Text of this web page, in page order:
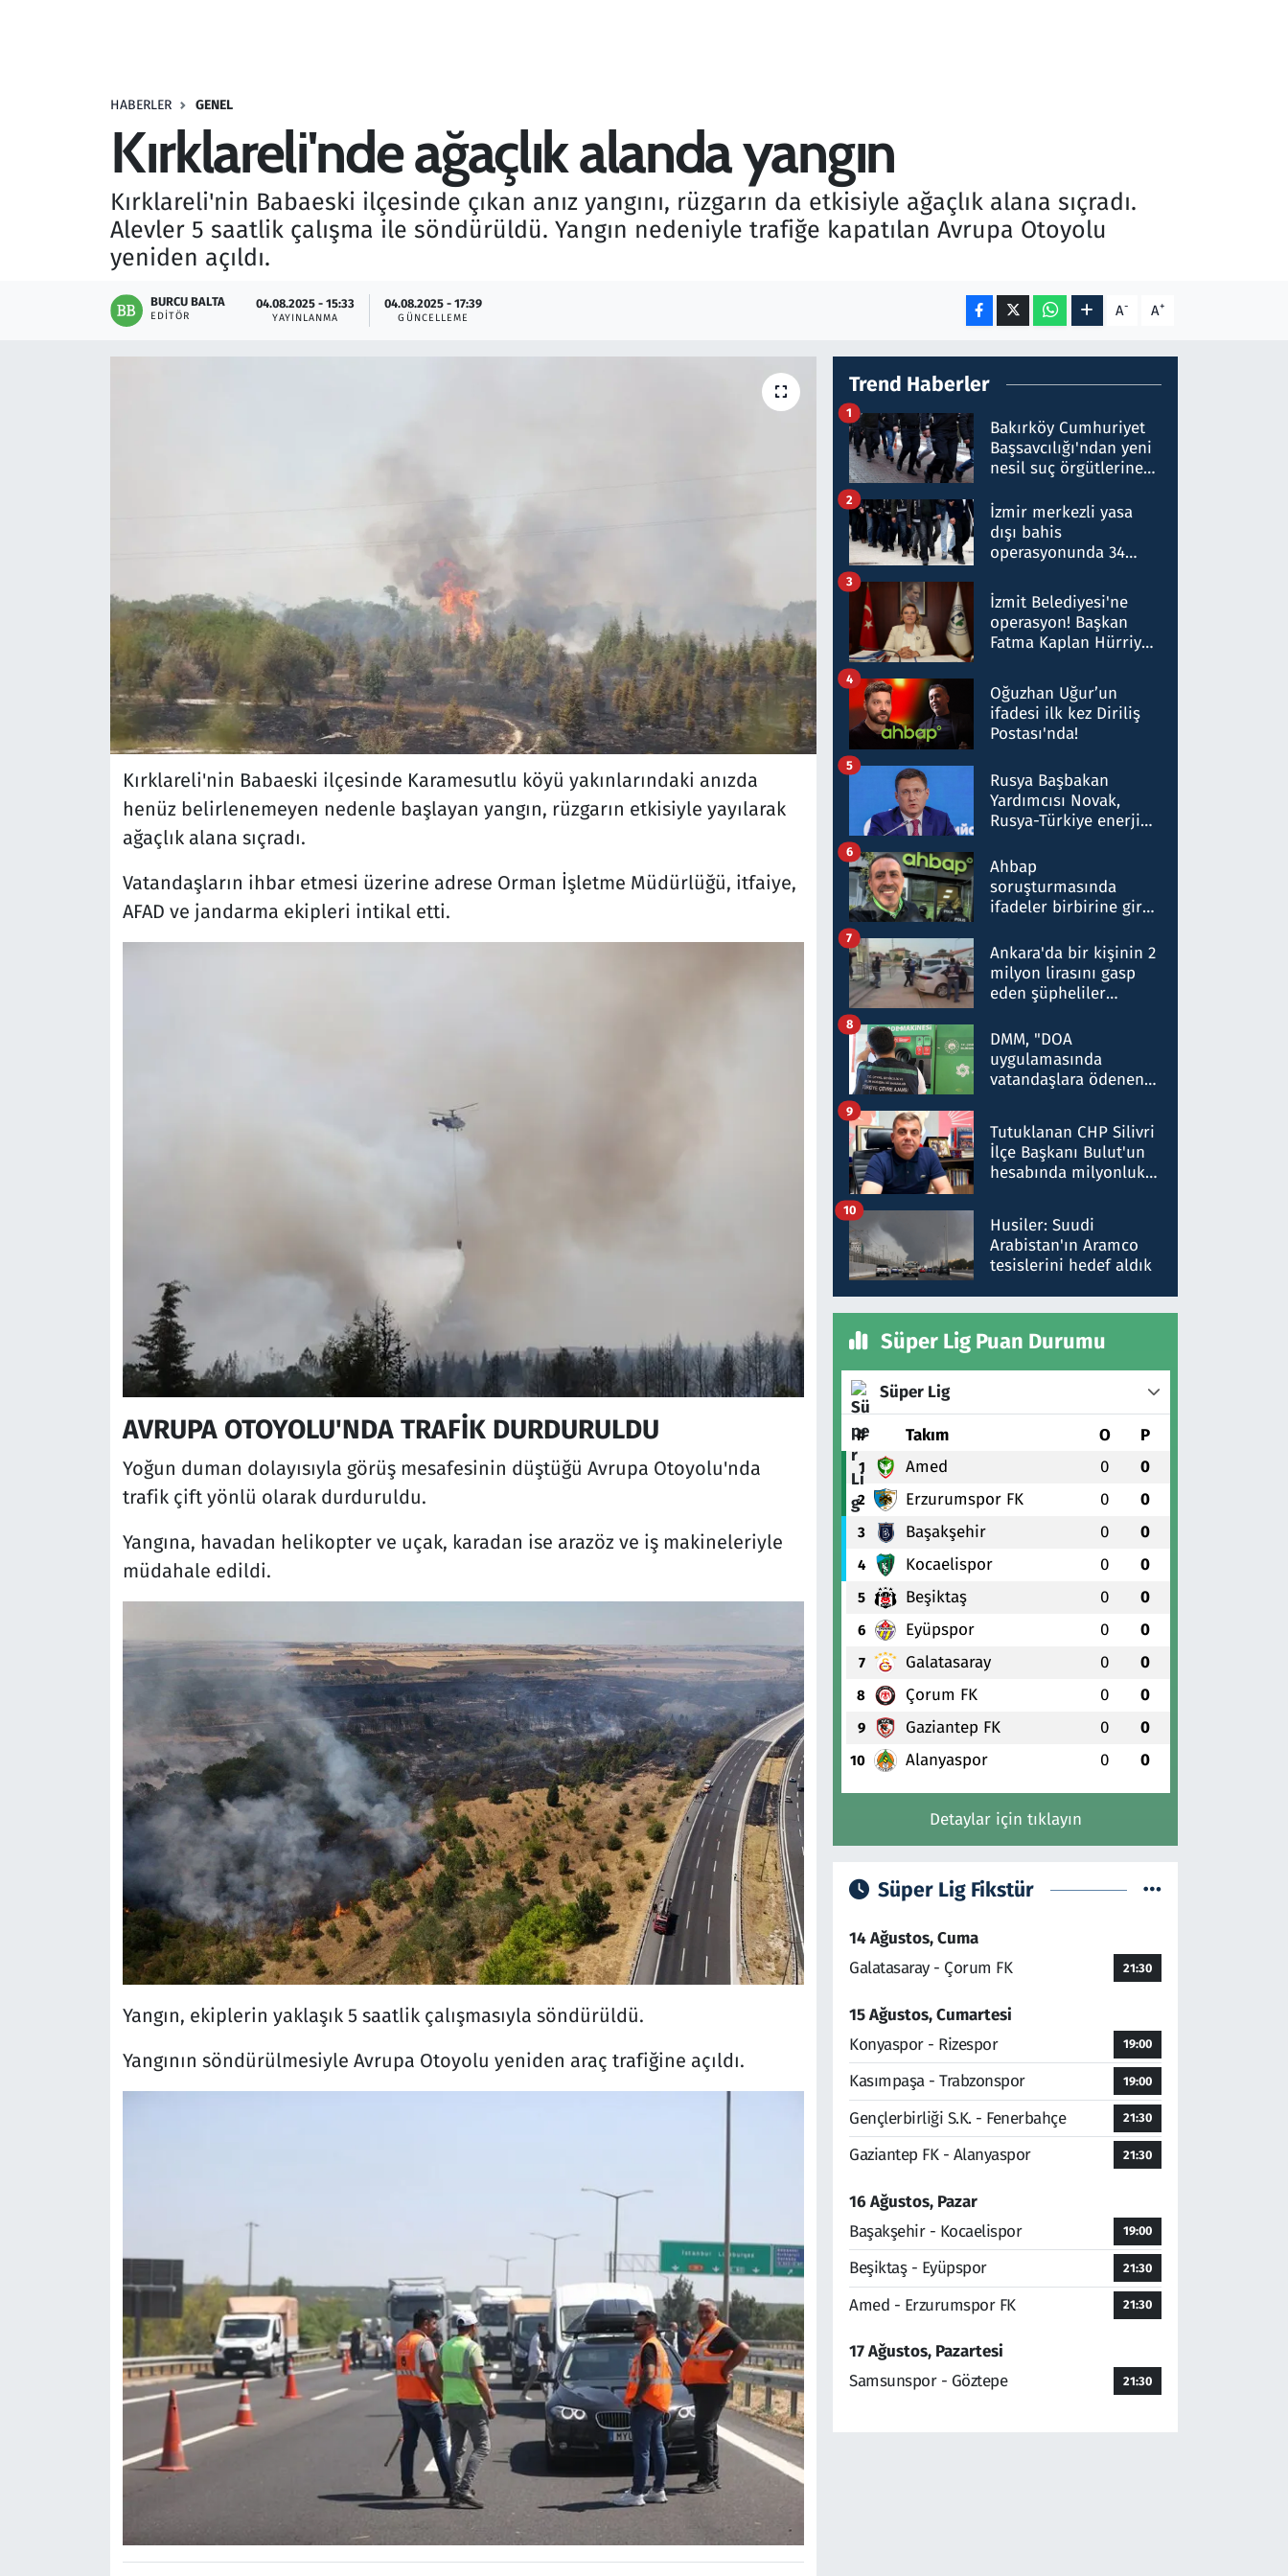
HABERLER GENEL
Kırklareli'nde ağaçlık alanda yangın
Kırklareli'nin Babaeski ilçesinde çıkan anız yangını, rüzgarın da etkisiyle ağaçlık alana sıçradı.
Alevler 5 saatlik çalışma ile söndürüldü. Yangın nedeniyle trafiğe kapatılan Avrupa Otoyolu
yeniden açıldı.
BURCU BALTA
EDITÖR
04.08.2025 - 15:33
YAYINLANMA
04.08.2025 - 17:39
GÜNCELLEME A- A+
Kırklareli'nin Babaeski ilçesinde Karamesutlu köyü yakınlarındaki anızda
henüz belirlenemeyen nedenle başlayan yangın, rüzgarın etkisiyle yayılarak
ağaçlık alana sıçradı.
Vatandaşların ihbar etmesi üzerine adrese Orman İşletme Müdürlüğü, itfaiye,
AFAD ve jandarma ekipleri intikal etti.
AVRUPA OTOYOLU'NDA TRAFİK DURDURULDU
Yoğun duman dolayısıyla görüş mesafesinin düştüğü Avrupa Otoyolu'nda
trafik çift yönlü olarak durduruldu.
Yangına, havadan helikopter ve uçak, karadan ise arazöz ve iş makineleriyle
müdahale edildi.
Yangın, ekiplerin yaklaşık 5 saatlik çalışmasıyla söndürüldü.
Yangının söndürülmesiyle Avrupa Otoyolu yeniden araç trafiğine açıldı.
Trend Haberler
Bakırköy Cumhuriyet
Başsavcılığı'ndan yeni
nesil suç örgütlerine
hakkında gözaltı kararı
1
İzmir merkezli yasa
dışı bahis
operasyonunda 34
Milyar liralık para
trafiği tespit edildi
2
İzmit Belediyesi'ne
operasyon! Başkan
Fatma Kaplan Hürriyet
3
Oğuzhan Uğur’un
ifadesi ilk kez Diriliş
Postası'nda!
4
Rusya Başbakan
Yardımcısı Novak,
Rusya-Türkiye enerji
nitelikte olduğunu
belirtti
5
Ahbap
soruşturmasında
ifadeler birbirine girdi:
ifadelerinden ortaya
çıkan tablo şok etti
6
Ankara'da bir kişinin 2
milyon lirasını gasp
eden şüpheliler
7
DMM, "DOA
uygulamasında
vatandaşlara ödenen
düşürüldüğü" iddiasını
yalanladı
8
Tutuklanan CHP Silivri
İlçe Başkanı Bulut'un
hesabında milyonluk
talimat verdi, ben
gönderdim
9
Husiler: Suudi
Arabistan'ın Aramco
tesislerini hedef aldık
10
Süper Lig Puan Durumu
Süper Lig
# Takım O P
1 Amed 0 0
2 Erzurumspor FK 0 0
3 Başakşehir 0 0
4 Kocaelispor 0 0
5 Beşiktaş 0 0
6 Eyüpspor 0 0
7 Galatasaray 0 0
8 Çorum FK 0 0
9 Gaziantep FK 0 0
10 Alanyaspor 0 0
Detaylar için tıklayın
Süper Lig Fikstür
14 Ağustos, Cuma
Galatasaray - Çorum FK
21:30
15 Ağustos, Cumartesi
Konyaspor - Rizespor
19:00
Kasımpaşa - Trabzonspor 19:00
Gençlerbirliği S.K. - Fenerbahçe 21:30
Gaziantep FK - Alanyaspor 21:30
16 Ağustos, Pazar
Başakşehir - Kocaelispor
19:00
Beşiktaş - Eyüpspor 21:30
Amed - Erzurumspor FK 21:30
17 Ağustos, Pazartesi
Samsunspor - Göztepe
21:30
Savunma Sanayi
Seçim 2023